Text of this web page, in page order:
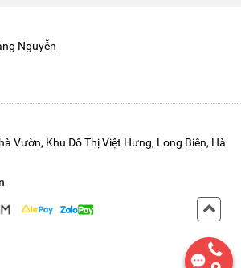
Nguyễn
Vườn, Khu Đô Thị Việt Hưng, Long Biên, Hà
Back
to